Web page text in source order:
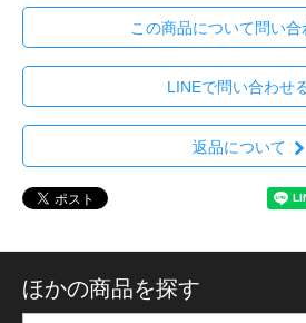
この商品について問い合
LINEで問い合わせ
返品について
ほかの商品を探す